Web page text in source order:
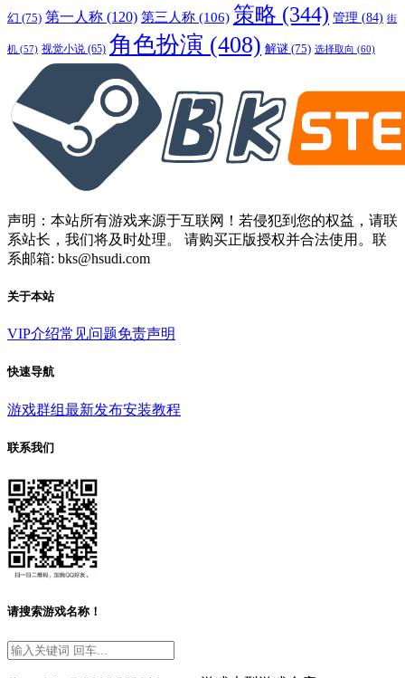
幻 (75) 第一人称 (120) 第三人称 (106) 策略 (344) 管理 (84) 街
机 (57) 视觉小说 (65) 角色扮演 (408) 解谜 (75) 选择取向 (60)
声明：本站所有游戏来源于互联网！若侵犯到您的权益，请联
系站长，我们将及时处理。 请购买正版授权并合法使用。联
系邮箱: bks@hsudi.com
关于本站
VIP介绍常见问题免责声明
快速导航
游戏群组最新发布安装教程
联系我们
请搜索游戏名称！